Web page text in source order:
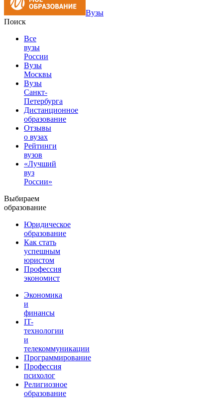
Вузы
Поиск
Все
вузы
России
Вузы
Москвы
Вузы
Санкт-
Петербурга
Дистанционное
образование
Отзывы
о вузах
Рейтинги
вузов
«Лучший
вуз
России»
Выбираем
образование
Юридическое
образование
Как стать
успешным
юристом
Профессия
экономист
Экономика
и
финансы
IT-
технологии
и
телекоммуникации
Программирование
Профессия
психолог
Религиозное
образование